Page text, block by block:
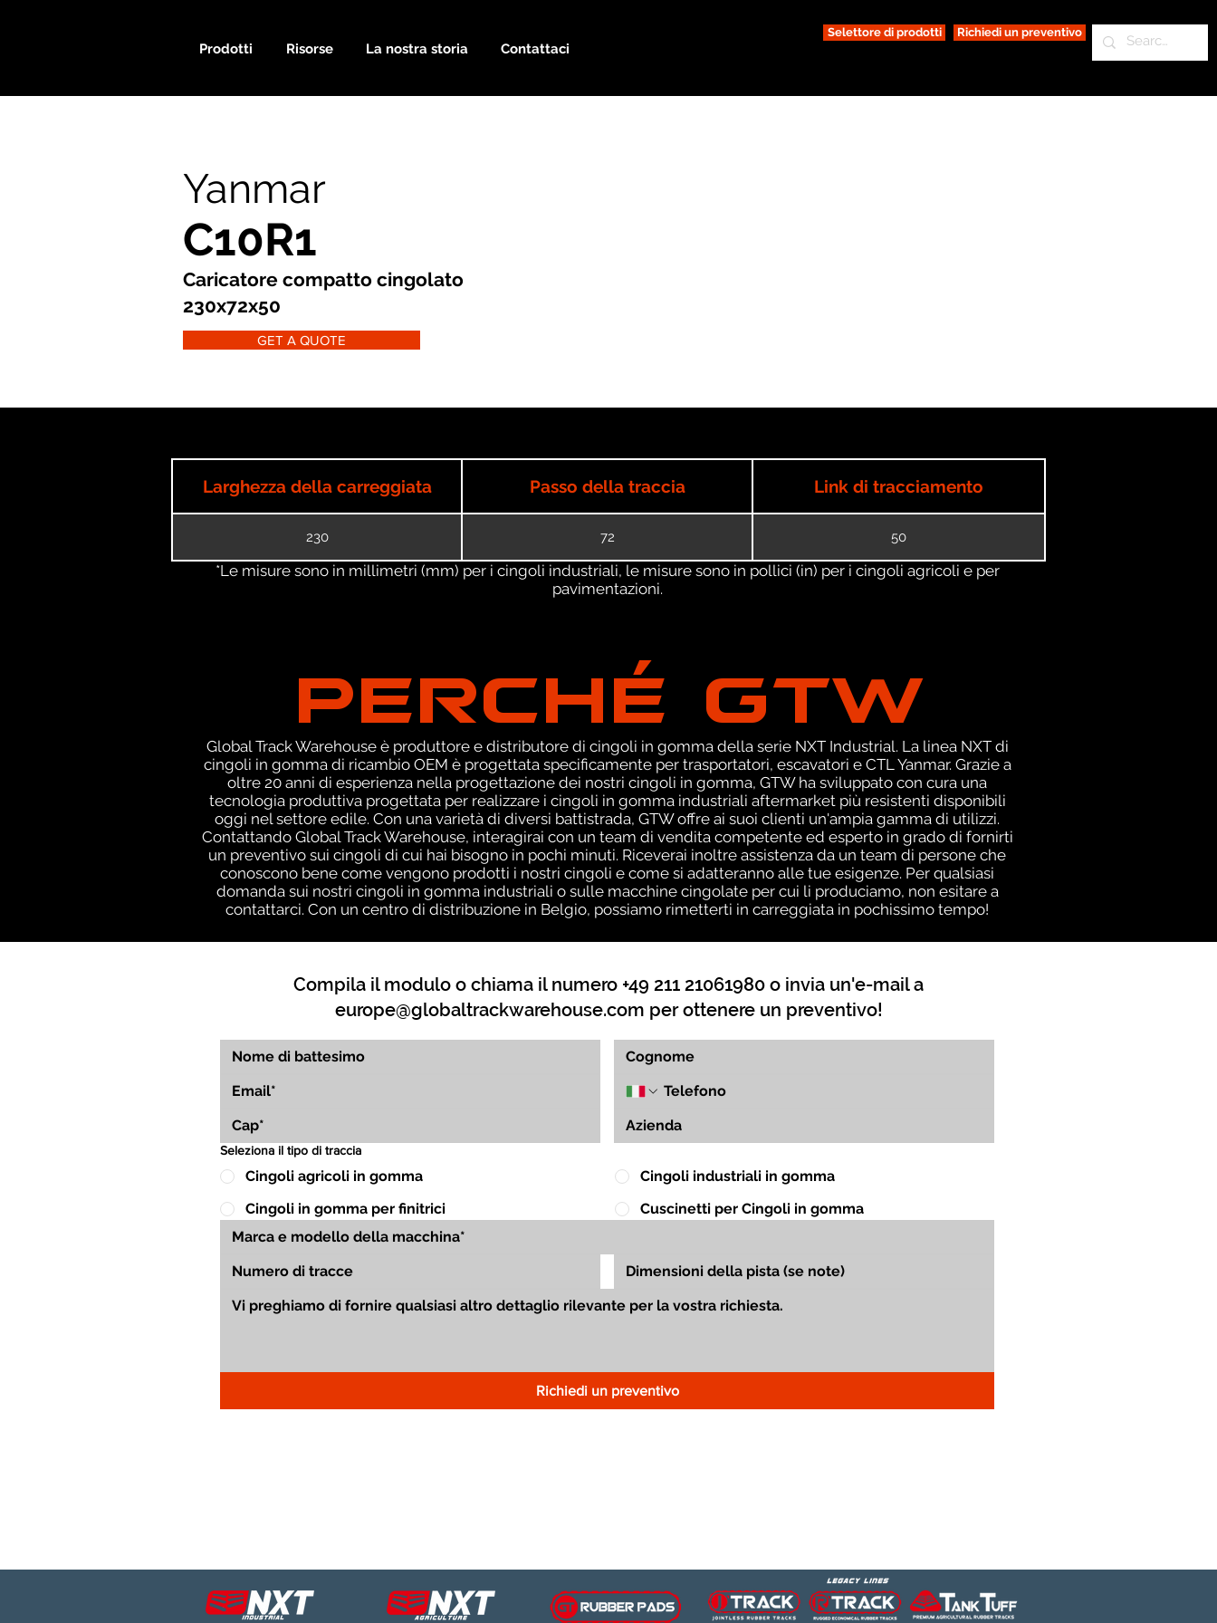
Prodotti Risorse La nostra storia Contattaci
Selettore di prodotti Richiedi un preventivo
Yanmar
C10R1
Caricatore compatto cingolato
230x72x50
GET A QUOTE
Larghezza della carreggiata Passo della traccia Link di tracciamento
230 72 50
*Le misure sono in millimetri (mm) per i cingoli industriali, le misure sono in pollici (in) per i cingoli agricoli e per
pavimentazioni.
PERCHÉ GTW
Global Track Warehouse è produttore e distributore di cingoli in gomma della serie NXT Industrial. La linea NXT di
cingoli in gomma di ricambio OEM è progettata specificamente per trasportatori, escavatori e CTL Yanmar. Grazie a
oltre 20 anni di esperienza nella progettazione dei nostri cingoli in gomma, GTW ha sviluppato con cura una
tecnologia produttiva progettata per realizzare i cingoli in gomma industriali aftermarket più resistenti disponibili
oggi nel settore edile. Con una varietà di diversi battistrada, GTW offre ai suoi clienti un'ampia gamma di utilizzi.
Contattando Global Track Warehouse, interagirai con un team di vendita competente ed esperto in grado di fornirti
un preventivo sui cingoli di cui hai bisogno in pochi minuti. Riceverai inoltre assistenza da un team di persone che
conoscono bene come vengono prodotti i nostri cingoli e come si adatteranno alle tue esigenze. Per qualsiasi
domanda sui nostri cingoli in gomma industriali o sulle macchine cingolate per cui li produciamo, non esitare a
contattarci. Con un centro di distribuzione in Belgio, possiamo rimetterti in carreggiata in pochissimo tempo!
Compila il modulo o chiama il numero +49 211 21061980 o invia un'e-mail a
europe@globaltrackwarehouse.com per ottenere un preventivo!
Seleziona il tipo di traccia
Cingoli agricoli in gomma
Cingoli industriali in gomma
Cingoli in gomma per finitrici
Cuscinetti per Cingoli in gomma
Richiedi un preventivo